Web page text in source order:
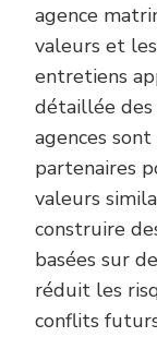
agence
valeurs et
entretiens
détaillée des
agences
partenaires
valeurs
construire
basées sur
réduit les
conflits